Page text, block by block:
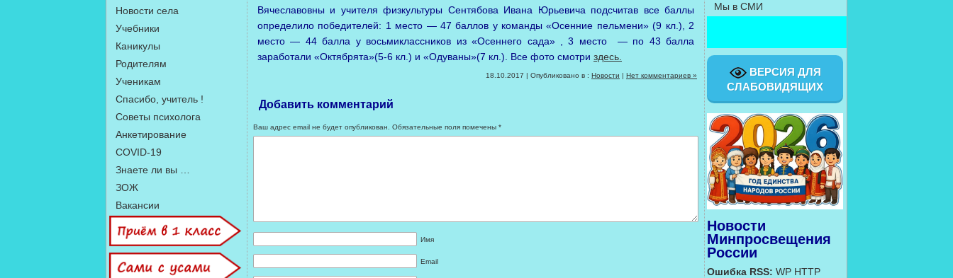
Вячеславовны и учителя физкультуры Сентябова Ивана Юрьевича подсчитав все баллы
определило победителей: 1 место — 47 баллов у команды «Осенние пельмени» (9 кл.), 2
место — 44 балла у восьмиклассников из «Осеннего сада» , 3 место — по 43 балла
заработали «Октябрята»(5-6 кл.) и «Одуваны»(7 кл.). Все фото смотри здесь.
18.10.2017 | Опубликовано в : Новости | Нет комментариев »
Добавить комментарий
Ваш адрес email не будет опубликован. Обязательные поля помечены *
Имя
Email
Мы в СМИ
ВЕРСИЯ ДЛЯ
СЛАБОВИДЯЩИХ
Новости
Минпросвещения
России
Ошибка RSS: WP HTTP
Новости села
Учебники
Каникулы
Родителям
Ученикам
Спасибо, учитель !
Советы психолога
Анкетирование
COVID-19
Знаете ли вы …
ЗОЖ
Вакансии